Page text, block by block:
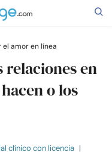
el amor en línea
relaciones en
o los
clínico con licencia |